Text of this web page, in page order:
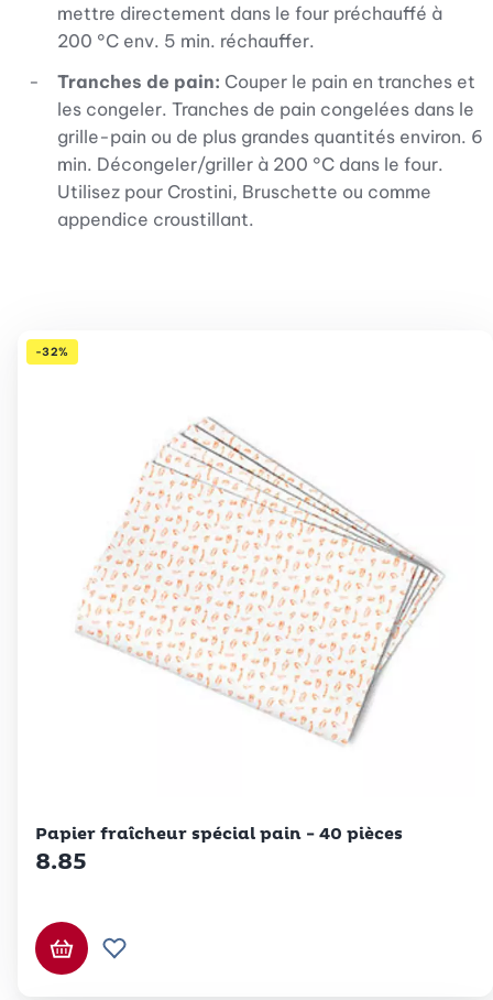
mettre directement dans le four préchauffé à
200 °C env. 5 min. réchauffer.
Tranches de pain: Couper le pain en tranches et
les congeler. Tranches de pain congelées dans le
grille-pain ou de plus grandes quantités environ. 6
min. Décongeler/griller à 200 °C dans le four.
Utilisez pour Crostini, Bruschette ou comme
appendice croustillant.
-32%
Papier fraîcheur spécial pain - 40 pièces
8.85
Ajouter au panier
Ajouter à la liste de souhaits.